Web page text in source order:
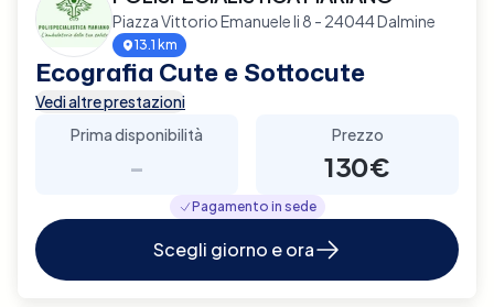
Piazza Vittorio Emanuele Ii 8 - 24044 Dalmine
13.1 km
Ecografia Cute e Sottocute
Vedi altre prestazioni
Prima disponibilità
-
Prezzo
130€
Pagamento in sede
Scegli giorno e ora